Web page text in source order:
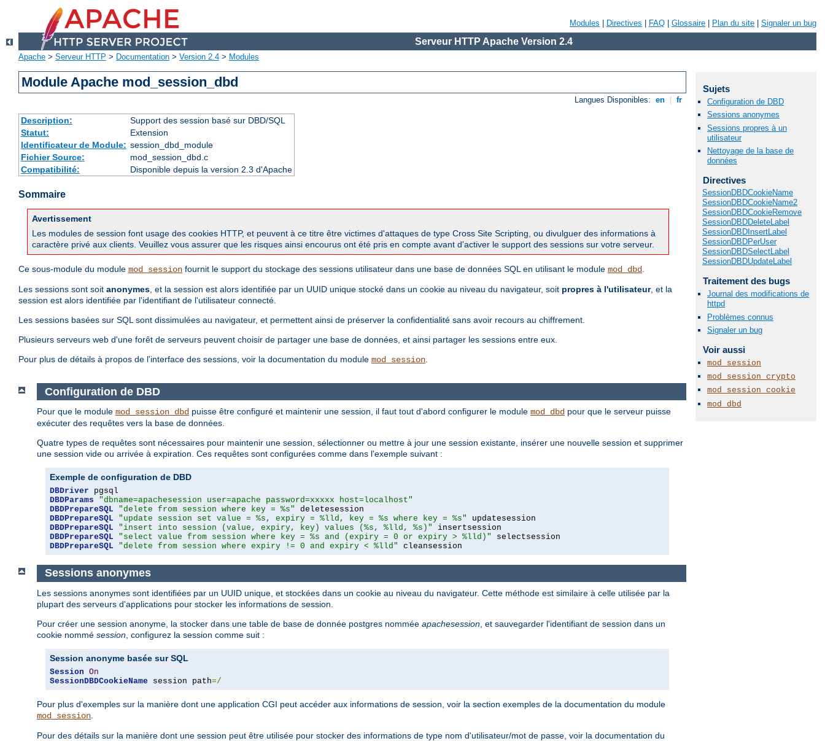
Modules Directives FAQ Glossaire Plan du site Signaler un bug
Serveur HTTP Apache Version 2.4
Apache > Serveur HTTP > Documentation > Version 2.4 > Modules
Module Apache mod_session_dbd
Langues Disponibles: en fr
Description:
Support des session basé sur DBD/SQL
Statut:
Extension
Identificateur de Module: session_dbd_module
Fichier Source:
mod_session_dbd.c
Compatibilité:
Disponible depuis la version 2.3 d'Apache
Sommaire
Avertissement
Les modules de session font usage des cookies HTTP, et peuvent à ce titre être victimes d'attaques de type Cross Site Scripting, ou divulguer des informations à
caractère privé aux clients. Veuillez vous assurer que les risques ainsi encourus ont été pris en compte avant d'activer le support des sessions sur votre serveur.
Ce sous-module du module mod_session fournit le support du stockage des sessions utilisateur dans une base de données SQL en utilisant le module mod_dbd
Les sessions sont soit anonymes , et la session est alors identifiée par un UUID unique stocké dans un cookie au niveau du navigateur, soit propres à l'utilisateur, et la
session est alors identifiée par l'identifiant de l'utilisateur connecté.
Les sessions basées sur SQL sont dissimulées au navigateur, et permettent ainsi de préserver la confidentialité sans avoir recours au chiffrement.
Plusieurs serveurs web d'une forêt de serveurs peuvent choisir de partager une base de données, et ainsi partager les sessions entre eux.
Pour plus de détails à propos de l'interface des sessions, voir la documentation du module mod_session
Configuration de DBD
Pour que le module mod_session_dbd puisse être configuré et maintenir une session, il faut tout d'abord configurer le module mod_dbd pour que le serveur puisse
exécuter des requêtes vers la base de données.
Quatre types de requêtes sont nécessaires pour maintenir une session, sélectionner ou mettre à jour une session existante, insérer une nouvelle session et supprimer
une session vide ou arrivée à expiration. Ces requêtes sont configurées comme dans l'exemple suivant :
Exemple de configuration de DBD
DBDriver
DBDParams
"dbname=apachesession user=apache password=xxxxx host=localhost"
DBDPrepareSQL "delete from session where key = %s"
DBDPrepareSQL "update session set value = %s, expiry = %lld, key = %s where key = %s"
DBDPrepareSQL "insert into session (value, expiry, key) values (%s, %lld, %s)"
DBDPrepareSQL "select value from session where key = %s and (expiry = 0 or expiry > %lld)"
DBDPrepareSQL "delete from session where expiry != 0 and expiry < %lld" cleansession
Sessions anonymes
Les sessions anonymes sont identifiées par un UUID unique, et stockées dans un cookie au niveau du navigateur. Cette méthode est similaire à celle utilisée par la
plupart des serveurs d'applications pour stocker les informations de session.
Pour créer une session anonyme, la stocker dans une table de base de donnée postgres nommée apachesession , et sauvegarder l'identifiant de session dans un
cookie nommé session , configurez la session comme suit :
Session anonyme basée sur SQL
Session On
SessionDBDCookieName session path=/
Pour plus d'exemples sur la manière dont une application CGI peut accéder aux informations de session, voir la section exemples de la documentation du module
mod_session
Pour des détails sur la manière dont une session peut être utilisée pour stocker des informations de type nom d'utilisateur/mot de passe, voir la documentation du
Sujets
Configuration de DBD
Sessions anonymes
Sessions propres à un
utilisateur
Nettoyage de la base de
données
Directives
SessionDBDCookieName
SessionDBDCookieName2
SessionDBDCookieRemove
SessionDBDDeleteLabel
SessionDBDInsertLabel
SessionDBDPerUser
SessionDBDSelectLabel
SessionDBDUpdateLabel
Traitement des bugs
Journal des modifications de
httpd
Problèmes connus
Signaler un bug
Voir aussi
mod_session
mod_session_crypto
mod_session_cookie
mod_dbd